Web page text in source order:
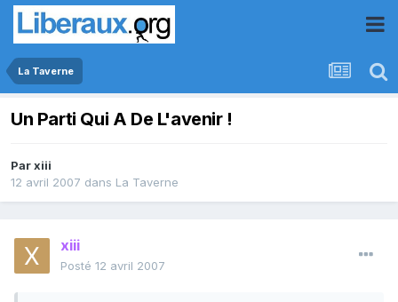
La Taverne
Un Parti Qui A De L'avenir !
Parxiii
12 avril 2007 dans La Taverne
xiii
Posté 12 avril 2007